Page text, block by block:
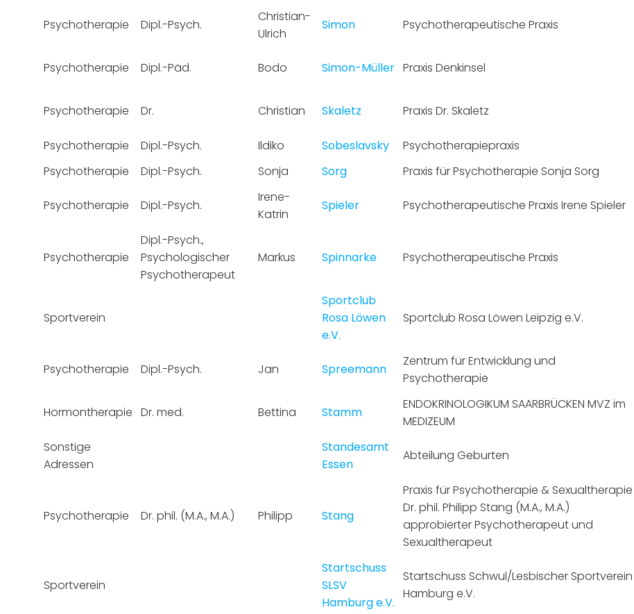
Psychotherapie Dipl.-Psych.
Christian-
Ulrich
Simon Psychotherapeutische Praxis
Psychotherapie Dipl.-Päd. Bodo Simon-Müller Praxis Denkinsel
Psychotherapie Dr. Christian Skaletz Praxis Dr. Skaletz
Psychotherapie
Dipl.-Psych. Ildiko Sobeslavsky Psychotherapiepraxis
Psychotherapie
Dipl.-Psych. Sonja Sorg Praxis für Psychotherapie Sonja Sorg
Psychotherapie Dipl.-Psych.
Irene-
Katrin
Spieler Psychotherapeutische Praxis Irene Spieler
Psychotherapie
Dipl.-Psych.,
Psychologischer
Psychotherapeut
Markus Spinnarke Psychotherapeutische Praxis
Sportverein
Sportclub
Rosa Löwen
e.V.
Sportclub Rosa Löwen Leipzig e.V.
Psychotherapie Dipl.-Psych. Jan Spreemann
Zentrum für Entwicklung und
Psychotherapie
Hormontherapie Dr. med. Bettina Stamm
ENDOKRINOLOGIKUM SAARBRÜCKEN MVZ im
MEDIZEUM
Sonstige
Adressen
Standesamt
Essen
Abteilung Geburten
Psychotherapie Dr. phil. (M.A., M.A.) Philipp Stang
Praxis für Psychotherapie & Sexualtherapie
Dr. phil. Philipp Stang (M.A., M.A.)
approbierter Psychotherapeut und
Sexualtherapeut
Sportverein
Startschuss
SLSV
Hamburg e.V.
Startschuss Schwul/Lesbischer Sportverein
Hamburg e.V.